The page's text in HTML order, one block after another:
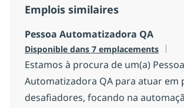
Emplois similaires
Pessoa Automatizadora QA
Disponible dans 7 emplacements
Estamos à procura de um(a) Pessoa
Automatizadora QA para atuar em
desafiadores, focando na